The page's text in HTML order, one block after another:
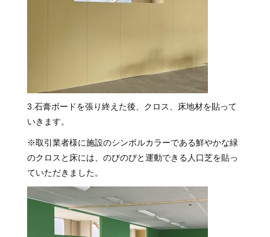
3.石膏ボードを張り終えた後、クロス、床地材を貼って
いきます。
※取引業者様に施設のシンボルカラーである鮮やかな緑
のクロスと床には、のびのびと運動できる人口芝を貼っ
ていただきました。